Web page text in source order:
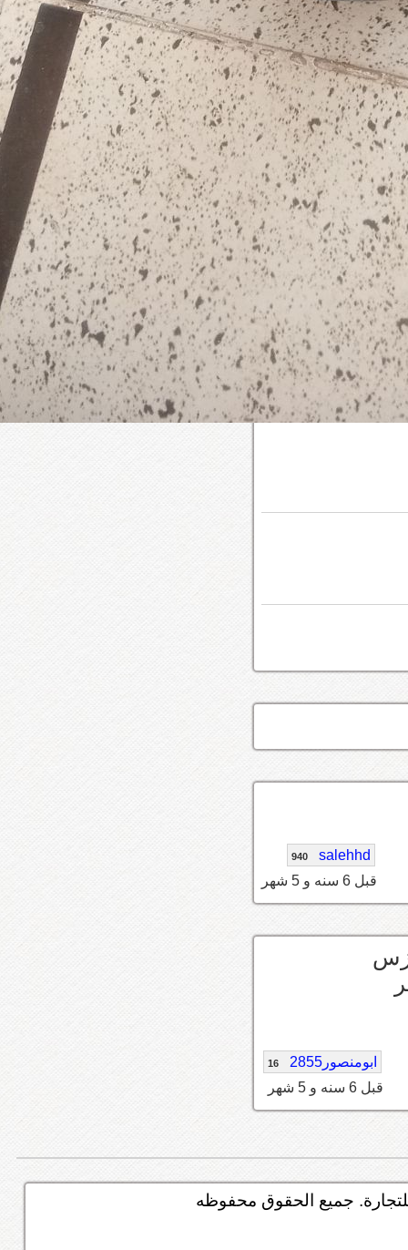
salehhd
940
قبل 6 سنه و 5 شهر
ابومنصور2855 16
قبل 6 سنه و 5 شهر
جميع الحقوق محفوظه